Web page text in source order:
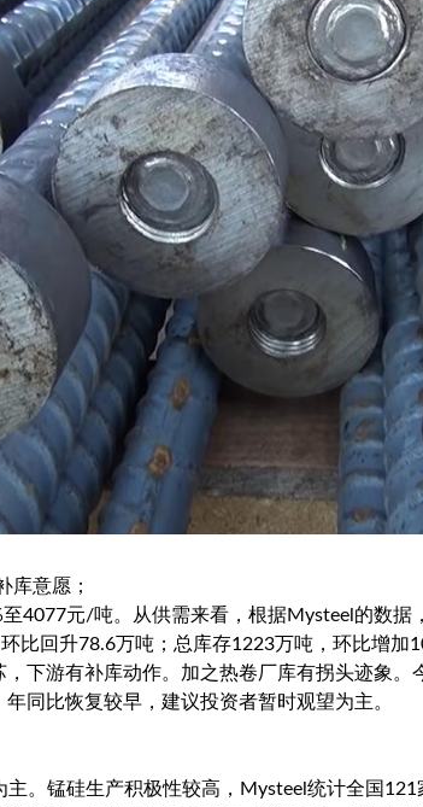
库意愿；
4077元/吨。从供需来看，根据Mysteel的数据
比回升78.6万吨；总库存1223万吨，环比增加
下游有补库动作。加之热卷厂库有拐头迹象。
同比恢复较早，建议投资者暂时观望为主。
。锰硅生产积极性较高，Mysteel统计全国